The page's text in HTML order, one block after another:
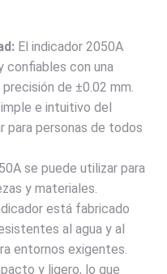
El indicador 2050A
confiables con una
de ±0.02 mm.
e intuitivo del
para personas de todos
se puede utilizar para
y materiales.
está fabricado
al agua y al
entornos exigentes.
y ligero, lo que